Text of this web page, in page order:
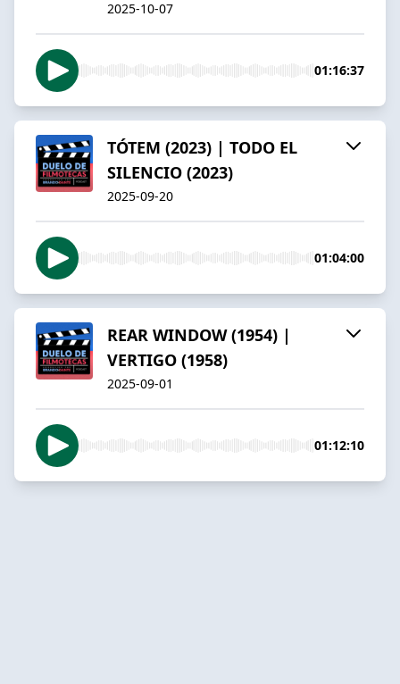
2025-10-07
01:16:37
TÓTEM (2023) | TODO EL
SILENCIO (2023)
2025-09-20
01:04:00
REAR WINDOW (1954) |
VERTIGO (1958)
2025-09-01
01:12:10